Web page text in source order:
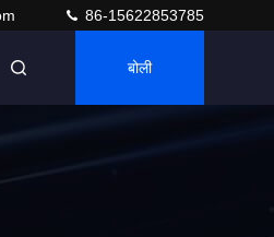
86-15622853785
बोली